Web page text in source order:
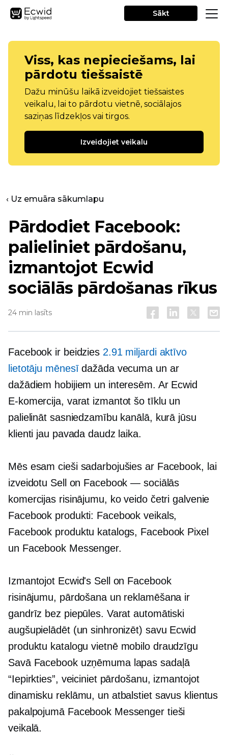
Sākt
Viss, kas nepieciešams, lai
pārdotu tiešsaistē
Dažu minūšu laikā izveidojiet tiešsaistes
veikalu, lai to pārdotu vietnē, sociālajos
saziņas līdzekļos vai tirgos.
Izveidojiet veikalu
‹ Uz emuāra sākumlapu
Pārdodiet Facebook:
palieliniet pārdošanu,
izmantojot Ecwid
sociālās pārdošanas rīkus
24 min lasīts
Facebook ir beidzies 2.91 miljardi aktīvo
lietotāju mēnesīdažāda vecuma un ar
dažādiem hobijiem un interesēm. Ar Ecwid
E-komercija, varat izmantot šo tīklu un
palielināt sasniedzamību kanālā, kurā jūsu
klienti jau pavada daudz laika.
Mēs esam cieši sadarbojušies ar Facebook, lai
izveidotu Sell on Facebook — sociālās
komercijas risinājumu, ko veido četri galvenie
Facebook produkti: Facebook veikals,
Facebook produktu katalogs, Facebook Pixel
un Facebook Messenger.
Izmantojot Ecwid's Sell on Facebook
risinājumu, pārdošana un reklamēšana ir
gandrīz bez piepūles. Varat automātiski
augšupielādēt (un sinhronizēt) savu Ecwid
produktu katalogu vietnē mobilo draudzīgu
Savā Facebook uzņēmuma lapas sadaļā
“Iepirkties”, veiciniet pārdošanu, izmantojot
dinamisku reklāmu, un atbalstiet savus klientus
pakalpojumā Facebook Messenger tieši
veikalā.